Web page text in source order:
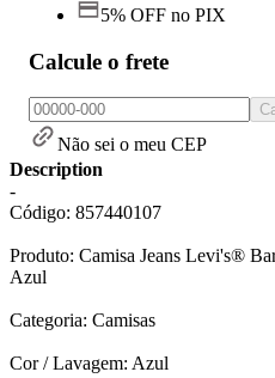
5% OFF no PIX
Calcule o frete
Não sei o meu CEP
Description
-
Código: 857440107
Produto: Camisa Jeans Levi's®
Azul
Categoria: Camisas
Cor / Lavagem: Azul